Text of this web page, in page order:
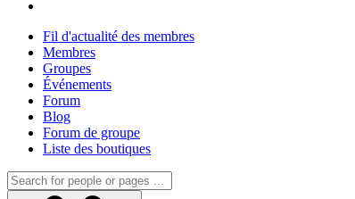
Fil d'actualité des membres
Membres
Groupes
Événements
Forum
Blog
Forum de groupe
Liste des boutiques